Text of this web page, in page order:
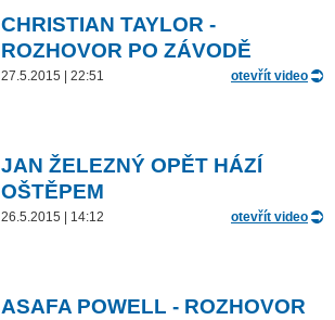
CHRISTIAN TAYLOR -
ROZHOVOR PO ZÁVODĚ
27.5.2015 | 22:51 otevřít video
JAN ŽELEZNÝ OPĚT HÁZÍ
OŠTĚPEM
26.5.2015 | 14:12 otevřít video
ASAFA POWELL - ROZHOVOR